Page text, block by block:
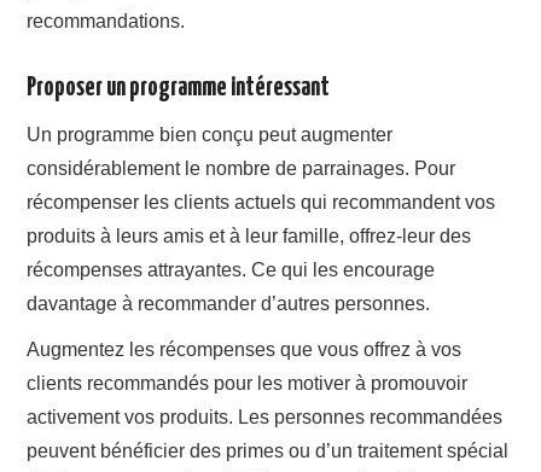
recommandations.
Proposer un programme intéressant
Un programme bien conçu peut augmenter
considérablement le nombre de parrainages. Pour
récompenser les clients actuels qui recommandent vos
produits à leurs amis et à leur famille, offrez-leur des
récompenses attrayantes. Ce qui les encourage
davantage à recommander d’autres personnes.
Augmentez les récompenses que vous offrez à vos
clients recommandés pour les motiver à promouvoir
activement vos produits. Les personnes recommandées
peuvent bénéficier des primes ou d’un traitement spécial